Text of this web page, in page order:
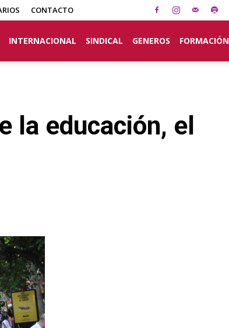
CONTACTO
INTERNACIONAL SINDICAL GENEROS FORMACIÓN
la educación, el